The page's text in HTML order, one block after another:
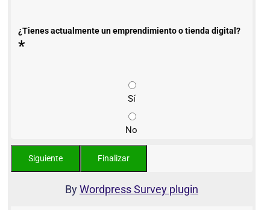
¿Tienes actualmente un emprendimiento o tienda digital?
*
Sí
No
ByWordpress Survey plugin